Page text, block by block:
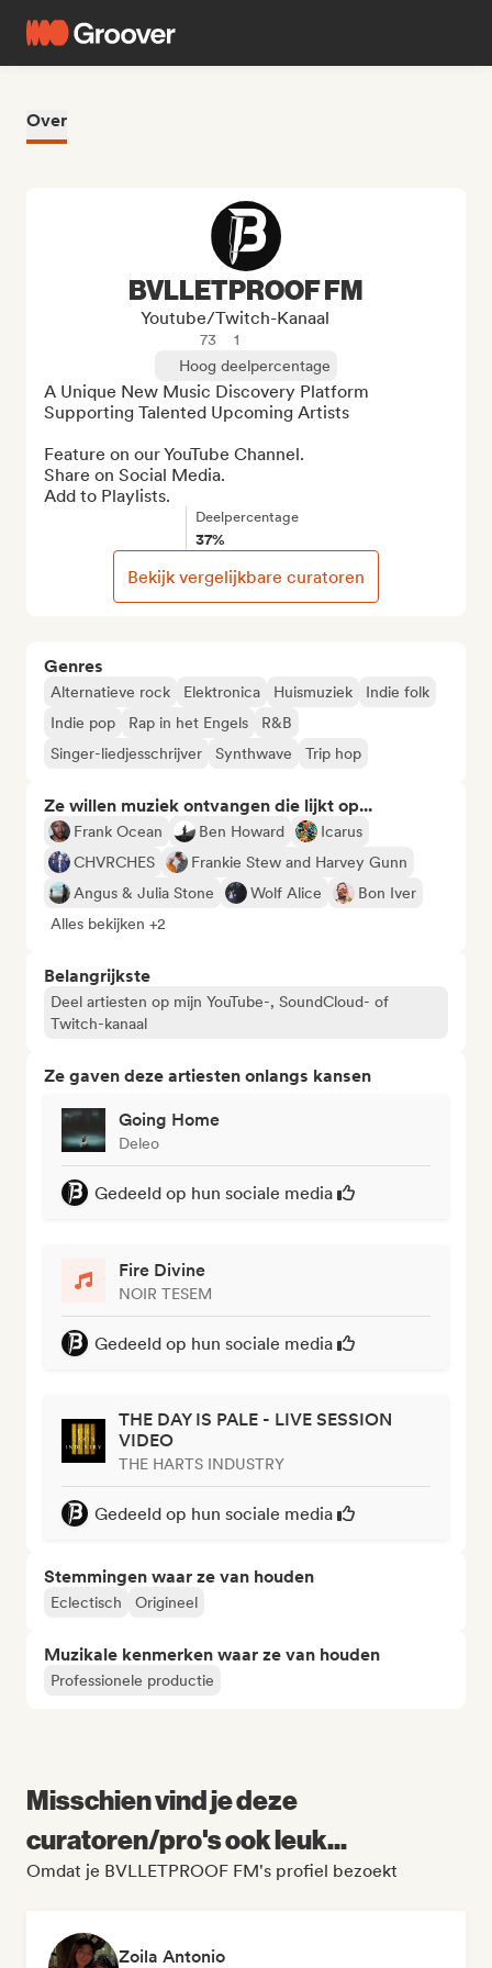
Over
Genres
Alternatieve rock Elektronica Huismuziek
Indie folk
Indie pop
Rap in het Engels
R&B
Singer-liedjesschrijver
Synthwave Trip hop
Ze willen muziek ontvangen die lijkt op...
Frank Ocean Ben Howard
Icarus
CHVRCHES
Frankie Stew and Harvey Gunn
Angus & Julia Stone
Wolf Alice
Bon Iver
Alles bekijken +2
Belangrijkste
Deel artiesten op mijn YouTube-, SoundCloud- of
Twitch-kanaal
Ze gaven deze artiesten onlangs kansen
Going Home
Deleo
Gedeeld op hun sociale media
Fire Divine
NOIR TESEM
Gedeeld op hun sociale media
THE DAY IS PALE - LIVE SESSION
VIDEO
THE HARTS INDUSTRY
Gedeeld op hun sociale media
Stemmingen waar ze van houden
Eclectisch Origineel
Muzikale kenmerken waar ze van houden
Professionele productie
BVLLETPROOF FM
Youtube/Twitch-Kanaal
73
1
Hoog deelpercentage
A Unique New Music Discovery Platform
Supporting Talented Upcoming Artists
Feature on our YouTube Channel.
Share on Social Media.
Add to Playlists.
Deelpercentage
37%
Bekijk vergelijkbare curatoren
Misschien vind je deze
curatoren/pro's ook leuk...
Omdat je BVLLETPROOF FM's profiel bezoekt
Zoila Antonio